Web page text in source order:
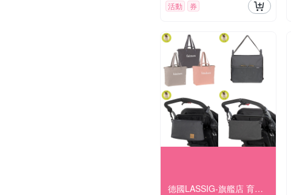
活動 券
德國LASSIG-旗艦店 育兒生活新美學